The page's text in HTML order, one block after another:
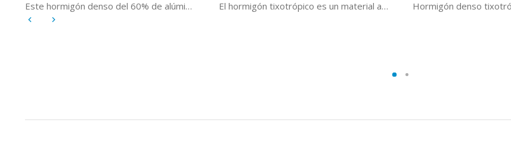
Este hormigón denso del 60% de alúmina, en base andalucita, se caracteriza por su alta refractariedad, buen comportamiento frente al choque térmico y anti-impregnación de escorias y metales. Se puede aplicar en la reparación de casi todo tipo de instalaciones térmicas de media-alta solicitud. Su modo de empleo es muy fácil y práctico, pues se aplica mediante paleta o parcheo manual. El hormigón tixotrópico es un material aglomerado compuesto cemento, agregados y aditivos tixotrópicos. Se caracteriza por su alta resistencia mecánica y al choque térmico. Disponible en calidades de 40% y 50% de alúmina. Se puede servir en sacos de 25kg o en cubos de 5kg.